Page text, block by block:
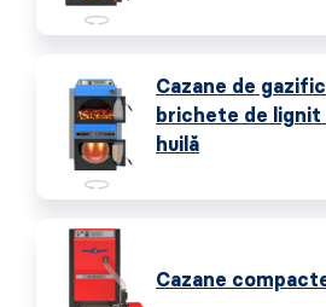
Cazane de
brichete de lignit
huilă
Cazane